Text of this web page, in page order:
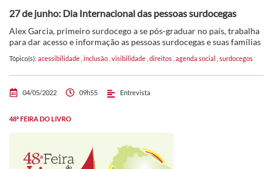
27 de junho: Dia Internacional das pessoas surdocegas
Alex Garcia, primeiro surdocego a se pós-graduar no país, trabalha
para dar acesso e informação as pessoas surdocegas e suas famílias
Tópico(s): acessibilidade inclusão visibilidade direitos agenda social surdocegos
04/05/2022 09h55 Entrevista
48ª FEIRA DO LIVRO